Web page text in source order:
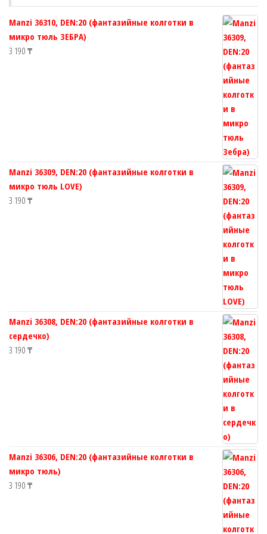
товара.
Manzi 36310, DEN:20 (фантазийные колготки в
микро тюль ЗЕБРА)
3 190 ₸
Manzi 36309, DEN:20 (фантазийные колготки в
микро тюль LOVE)
3 190 ₸
Manzi 36308, DEN:20 (фантазийные колготки в
сердечко)
3 190 ₸
Manzi 36306, DEN:20 (фантазийные колготки в
микро тюль)
3 190 ₸